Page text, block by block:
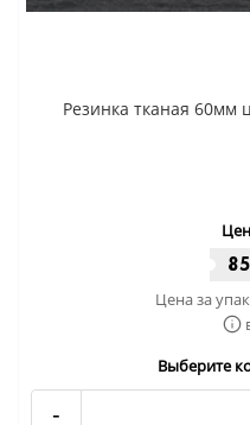
Резинка тканая 60мм
Цена за
Выберите
-